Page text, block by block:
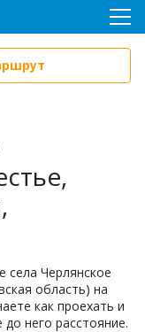
Черлянское
область) на
как проехать и
до него расстояние.